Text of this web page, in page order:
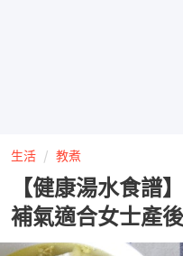
生活 教煮
【健康湯水食
補氣適合女士產